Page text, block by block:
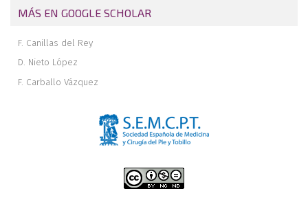
MÁS EN GOOGLE SCHOLAR
F. Canillas del Rey
D. Nieto López
F. Carballo Vázquez